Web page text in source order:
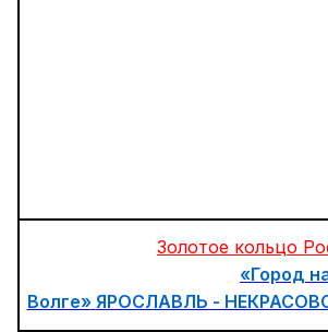
Золотое кольцо
«Город
Волге» ЯРОСЛАВЛЬ -